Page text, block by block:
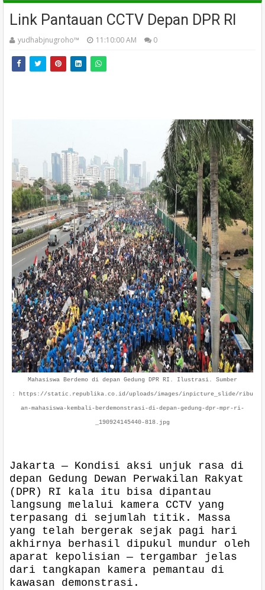
Link Pantauan CCTV Depan DPR RI
yudhabjnugroho™️ 11:10:00 AM 0
Mahasiswa Berdemo di depan Gedung DPR RI. Ilustrasi. Sumber
: https://static.republika.co.id/uploads/images/inpicture_slide/ribu
an-mahasiswa-kembali-berdemonstrasi-di-depan-gedung-dpr-mpr-ri-
_190924145440-818.jpg
Jakarta — Kondisi aksi unjuk rasa di
depan Gedung Dewan Perwakilan Rakyat
(DPR) RI kala itu bisa dipantau
langsung melalui kamera CCTV yang
terpasang di sejumlah titik. Massa
yang telah bergerak sejak pagi hari
akhirnya berhasil dipukul mundur oleh
aparat kepolisian — tergambar jelas
dari tangkapan kamera pemantau di
kawasan demonstrasi.